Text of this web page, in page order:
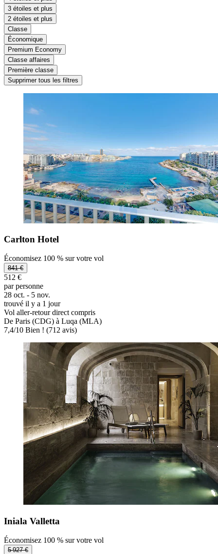
3 étoiles et plus
2 étoiles et plus
Classe
Économique
Premium Economy
Classe affaires
Première classe
Supprimer tous les filtres
Carlton Hotel
Économisez 100 % sur votre vol
841 €
512 €
par personne
28 oct. - 5 nov.
trouvé il y a 1 jour
Vol aller-retour direct compris
De Paris (CDG) à Luqa (MLA)
7,4/10 Bien ! (712 avis)
Iniala Valletta
Économisez 100 % sur votre vol
5 927 €